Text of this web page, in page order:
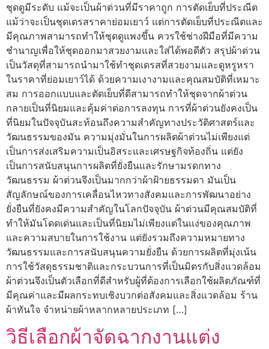
ชุดดูมีระดับ แม้จะเป็นผ้าต่วนที่มีราคาถูก การตัดเย็บที่ประณีต
แม้ว่าจะเป็นชุดเดรสราคาย่อมเยาว์ แต่การตัดเย็บที่ประณีตและ
มีคุณภาพสามารถทำให้ชุดดูแพงขึ้น ควรใช้ช่างฝีมือที่มีความ
ชำนาญเพื่อให้ชุดออกมาสวยงามและใส่ได้พอดีตัว สรุปผ้าต่วน
เป็นวัสดุที่สามารถนำมาใช้ทำชุดเดรสที่สวยงามและดูหรูหรา
ในราคาที่ย่อมเยาว์ได้ ด้วยความเงางามและคุณสมบัติที่เหมาะ
สม การออกแบบและตัดเย็บที่ดีสามารถทำให้ชุดจากผ้าต่วน
กลายเป็นที่นิยมและคุ้มค่าต่อการลงทุน การที่ผ้าต่วนยังคงเป็น
ที่นิยมในปัจจุบันสะท้อนถึงความสำคัญทางประวัติศาสตร์และ
วัฒนธรรมของมัน ความมุ่งมั่นในการผลิตผ้าต่วนไม่เพียงแต่
เป็นการส่งเสริมความเป็นอิสระและเศรษฐกิจท้องถิ่น แต่ยัง
เป็นการสนับสนุนการผลิตที่ยั่งยืนและรักษามรดกทาง
วัฒนธรรม ผ้าต่วนจึงเป็นมากกว่าผ้าฝ้ายธรรมดา มันเป็น
สัญลักษณ์ของการเคลื่อนไหวทางสังคมและการพัฒนาอย่าง
ยั่งยืนที่ยังคงมีความสำคัญในโลกปัจจุบัน ผ้าต่วนมีคุณสมบัติที่
ทำให้มันโดดเด่นและเป็นที่นิยมไม่เพียงแต่ในแง่ของคุณภาพ
และความสบายในการใช้งาน แต่ยังรวมถึงความหมายทาง
วัฒนธรรมและการสนับสนุนความยั่งยืน ด้วยการผลิตที่มุ่งเน้น
การใช้วัสดุธรรมชาติและกระบวนการที่เป็นมิตรกับสิ่งแวดล้อม
ผ้าต่วนจึงเป็นตัวเลือกที่ดีสำหรับผู้ที่ต้องการเลือกใช้ผลิตภัณฑ์ที่
มีคุณค่าและมีผลกระทบเชิงบวกต่อสังคมและสิ่งแวดล้อม ร้าน
ผ้าทันใจ จำหน่ายผ้าหลากหลายประเภท […]
วิธีเลือกผ้าจัดฉากงานแต่ง